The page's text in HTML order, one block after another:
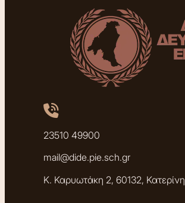
23510 49900
mail@dide.pie.sch.gr
Κ. Καρυωτάκη 2, 60132, Κατερίνη